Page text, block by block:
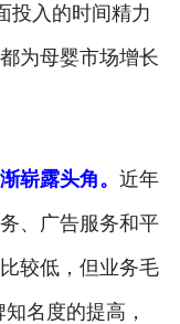
投入的时间精力
为母婴市场增长
崭露头角。 近年
、广告服务和平
较低，但业务毛
名度的提高，